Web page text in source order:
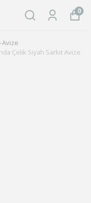
0
Avize
Çelik Siyah Sarkıt Avize